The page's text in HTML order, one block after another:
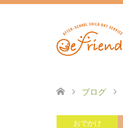
ブログ
おでかけ